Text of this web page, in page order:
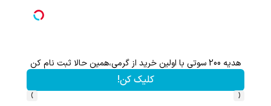
هدیه 200 سوتی با اولین خرید از گرمی،همین حالا ثبت نام کن
کلیک کن!
‹
›